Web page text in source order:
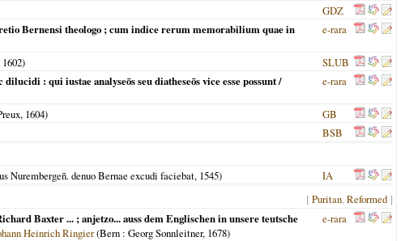
GDZ
Bernensi theologo ; cum indice rerum memorabilium quae in
e-rara
1602)
SLUB
: qui iustae analyseōs seu diatheseōs vice esse possunt /
e-rara
1604)
GB
BSB
Nurembergeñ. denuo Bernae excudi faciebat, 1545) IA
[Puritan,Reformed ]
Baxter ... ; anjetzo... auss dem Englischen in unsere teutsche
Heinrich Ringier(Bern : Georg Sonnleitner, 1678)
e-rara